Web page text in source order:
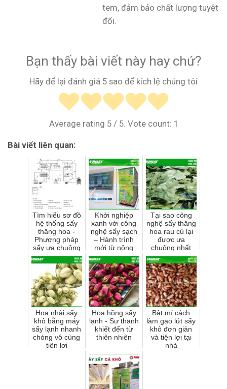
tem, đảm bảo chất lượng tuyệt
đối.
Bạn thấy bài viết này hay chứ?
Hãy để lại đánh giá 5 sao để kích lệ chúng tôi
Average rating 5/ 5. Vote count: 1
Bài viết liên quan:
Tìm hiểu sơ đồ
hệ thống sấy
thăng hoa -
Phương pháp
sấy ưa chuộng
hiện nay
Khởi nghiệp
xanh với công
nghệ sấy sạch
– Hành trình
mới từ nông
sản đến thị
trường cao cấp
Tại sao công
nghệ sấy thăng
hoa rau củ lại
được ưa
chuộng nhất
hiện nay
Hoa nhài sấy
khô bằng máy
sấy lạnh nhanh
chóng vô cùng
tiện lợi
Hoa hồng sấy
lạnh - Sự thanh
khiết đến từ
thiên nhiên
Bật mí cách
làm gạo lứt sấy
khô đơn giản
và tiện lợi tại
nhà